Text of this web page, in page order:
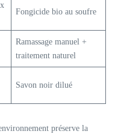
Fongicide bio au soufre
Ramassage manuel +
traitement naturel
Savon noir dilué
préserve la